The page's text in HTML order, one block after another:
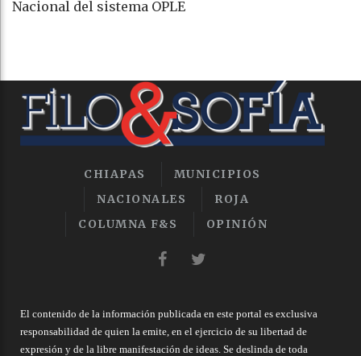
Nacional del sistema OPLE
CHIAPAS
MUNICIPIOS
NACIONALES
ROJA
COLUMNA F&S
OPINIÓN
El contenido de la información publicada en este portal es exclusiva
responsabilidad de quien la emite, en el ejercicio de su libertad de
expresión y de la libre manifestación de ideas. Se deslinda de toda